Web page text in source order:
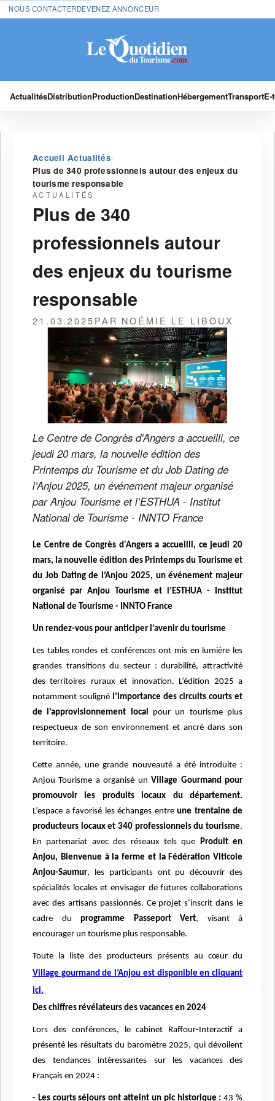
NOUS CONTACTERDEVENEZ ANNONCEUR
ActualitésDistributionProductionDestinationHébergementTransport
Accueil›Actualités›
Plus de 340 professionnels autour des enjeux du
tourisme responsable
ACTUALITÉS
Plus de 340
professionnels autour
des enjeux du tourisme
responsable
21.03.2025PAR NOÉMIE LE LIBOUX
Le Centre de Congrès d'Angers a accueilli, ce
jeudi 20 mars, la nouvelle édition des
Printemps du Tourisme et du Job Dating de
l’Anjou 2025, un événement majeur organisé
par Anjou Tourisme et l’ESTHUA - Institut
National de Tourisme - INNTO France
Le Centre de Congrès d'Angers a accueilli, ce jeudi 20
mars, la nouvelle édition des Printemps du Tourisme et
du Job Dating de l’Anjou 2025, un événement majeur
organisé par Anjou Tourisme et l’ESTHUA - Institut
National de Tourisme - INNTO France
Un rendez-vous pour anticiper l’avenir du tourisme
Les tables rondes et conférences ont mis en lumière les
grandes transitions du secteur : durabilité, attractivité
des territoires ruraux et innovation. L’édition 2025 a
notamment souligné l’importance des circuits courts et
de l’approvisionnement local pour un tourisme plus
respectueux de son environnement et ancré dans son
territoire.
Cette année, une grande nouveauté a été introduite :
Anjou Tourisme a organisé unVillage Gourmand pour
promouvoir les produits locaux du département.
L’espace a favorisé les échanges entre une trentaine de
producteurs locaux et 340 professionnels du tourisme.
En partenariat avec des réseaux tels que Produit en
Anjou, Bienvenue à la ferme et la Fédération Viticole
Anjou-Saumur, les participants ont pu découvrir des
spécialités locales et envisager de futures collaborations
avec des artisans passionnés. Ce projet s’inscrit dans le
cadre du programme Passeport Vert, visant à
encourager un tourisme plus responsable.
Toute la liste des producteurs présents au cœur du
Village gourmand de l’Anjou est disponible en cliquant
ici.
Des chiffres révélateurs des vacances en 2024
Lors des conférences, le cabinet Raffour-Interactif a
présenté les résultats du baromètre 2025, qui dévoilent
des tendances intéressantes sur les vacances des
Français en 2024 :
- Les courts séjours ont atteint un pic historique : 43 %